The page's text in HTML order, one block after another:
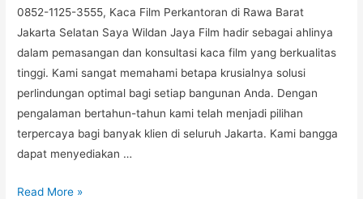
Selatan
0852-1125-3555, Kaca Film Perkantoran di Rawa Barat
Jakarta Selatan Saya Wildan Jaya Film hadir sebagai ahlinya
dalam pemasangan dan konsultasi kaca film yang berkualitas
tinggi. Kami sangat memahami betapa krusialnya solusi
perlindungan optimal bagi setiap bangunan Anda. Dengan
pengalaman bertahun-tahun kami telah menjadi pilihan
terpercaya bagi banyak klien di seluruh Jakarta. Kami bangga
dapat menyediakan …
0852-
Read More »